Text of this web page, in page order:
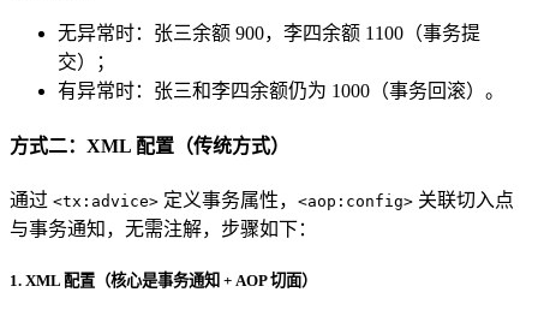
无异常时：张三余额 900，李四余额 1100（事务提
交）；
有异常时：张三和李四余额仍为 1000（事务回滚）。
方式二：XML 配置（传统方式）
通过 <tx:advice> 定义事务属性， <aop:config> 关联切入点
与事务通知，无需注解，步骤如下：
1. XML 配置（核心是事务通知 + AOP 切面）